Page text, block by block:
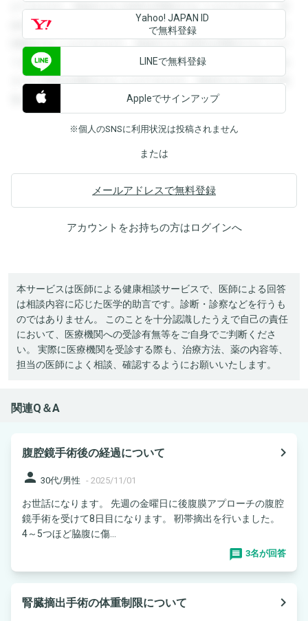
ができます。登録すると回答を閲覧することができます。登
録すると回答を閲覧することができます。登録すると回答を
閲覧することができます。登録すると回答を閲覧することが
できます。登録すると回答を閲覧することができます。登録
すると回答を閲覧することができます。登録すると回答を閲
覧することができます。
Yahoo! JAPAN ID
で無料登録
LINEで無料登録
Appleでサインアップ
※個人のSNSに利用状況は投稿されません
または
メールアドレスで無料登録
アカウントをお持ちの方はログインへ
本サービスは医師による健康相談サービスで、医師による回答
は相談内容に応じた医学的助言です。診断・診察などを行うも
のではありません。 このことを十分認識したうえで自己の責任
において、医療機関への受診有無等をご自身でご判断くださ
い。 実際に医療機関を受診する際も、治療方法、薬の内容等、
担当の医師によく相談、確認するようにお願いいたします。
関連Q＆A
腹腔鏡手術後の経過について
navigate_next
person 30代/男性 - 2025/11/01
お世話になります。 先週の金曜日に後腹膜アプローチの腹腔
鏡手術を受けて8日目になります。 靭帯摘出を行いました。
4～5つほど脇腹に傷...
3名が回答
腎臓摘出手術の体重制限について
navigate_next